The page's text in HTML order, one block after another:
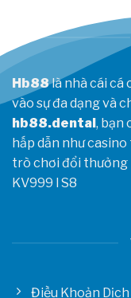
Hb88là nhà cái cá
vào sự đa dạng và
hb88.dental, bạn
hấp dẫn như
trò chơi đổi thưởng
KV999 l S8
Điều Khoản Dịch